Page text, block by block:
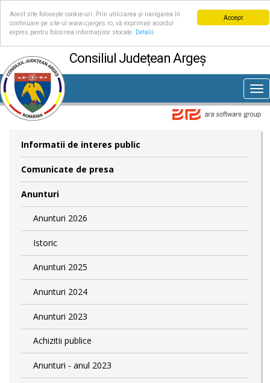
Accept
Acest site folosește cookie-uri. Prin utilizarea și navigarea în
continuare pe site-ul www.cjarges.ro, vă exprimați acordul
expres pentru folosirea informațiilor stocate.
Detalii
Consiliul Județean Argeș
Informatii de interes public
Comunicate de presa
Anunturi
Anunturi 2026
Istoric
Anunturi 2025
Anunturi 2024
Anunturi 2023
Achizitii publice
Anunturi - anul 2023